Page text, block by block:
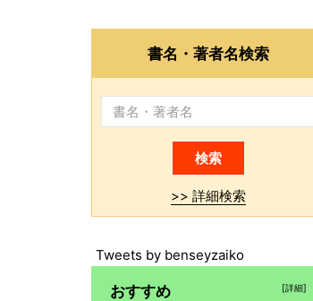
書名・著者名検索
>> 詳細検索
Tweets by benseyzaiko
おすすめ [詳細]